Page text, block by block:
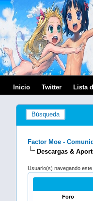
Inicio Twitter Lista
Búsqueda
Factor Moe -
Descargas &
Usuario(s) navegando
Foro